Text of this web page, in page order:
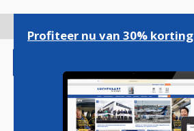
gaan
Profiteer nu van 30% korting